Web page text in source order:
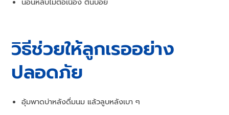
วิธีช่วยให้ลูกเรออย่าง
ปลอดภัย
อุ้มพาดบ่าหลังดื่มนม แล้วลูบหลังเบา ๆ